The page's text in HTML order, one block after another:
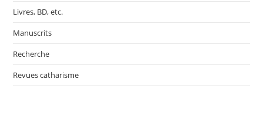
Livres, BD, etc.
Manuscrits
Recherche
Revues catharisme